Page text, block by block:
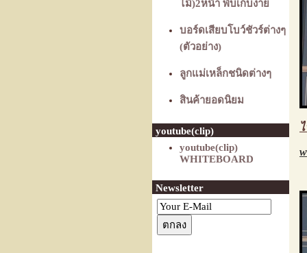
ไม้)2หน้า พับเก็บง่าย
บอร์ดเสียบโบว์ชัวร์ต่างๆ
(ตัวอย่าง)
ลูกแม่เหล็กชนิดต่างๆ
สินค้ายอดนิยม
youtube(clip)
youtube(clip)
WHITEBOARD
Newsletter